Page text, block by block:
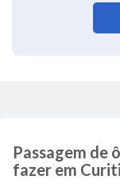
Passagem de
fazer em